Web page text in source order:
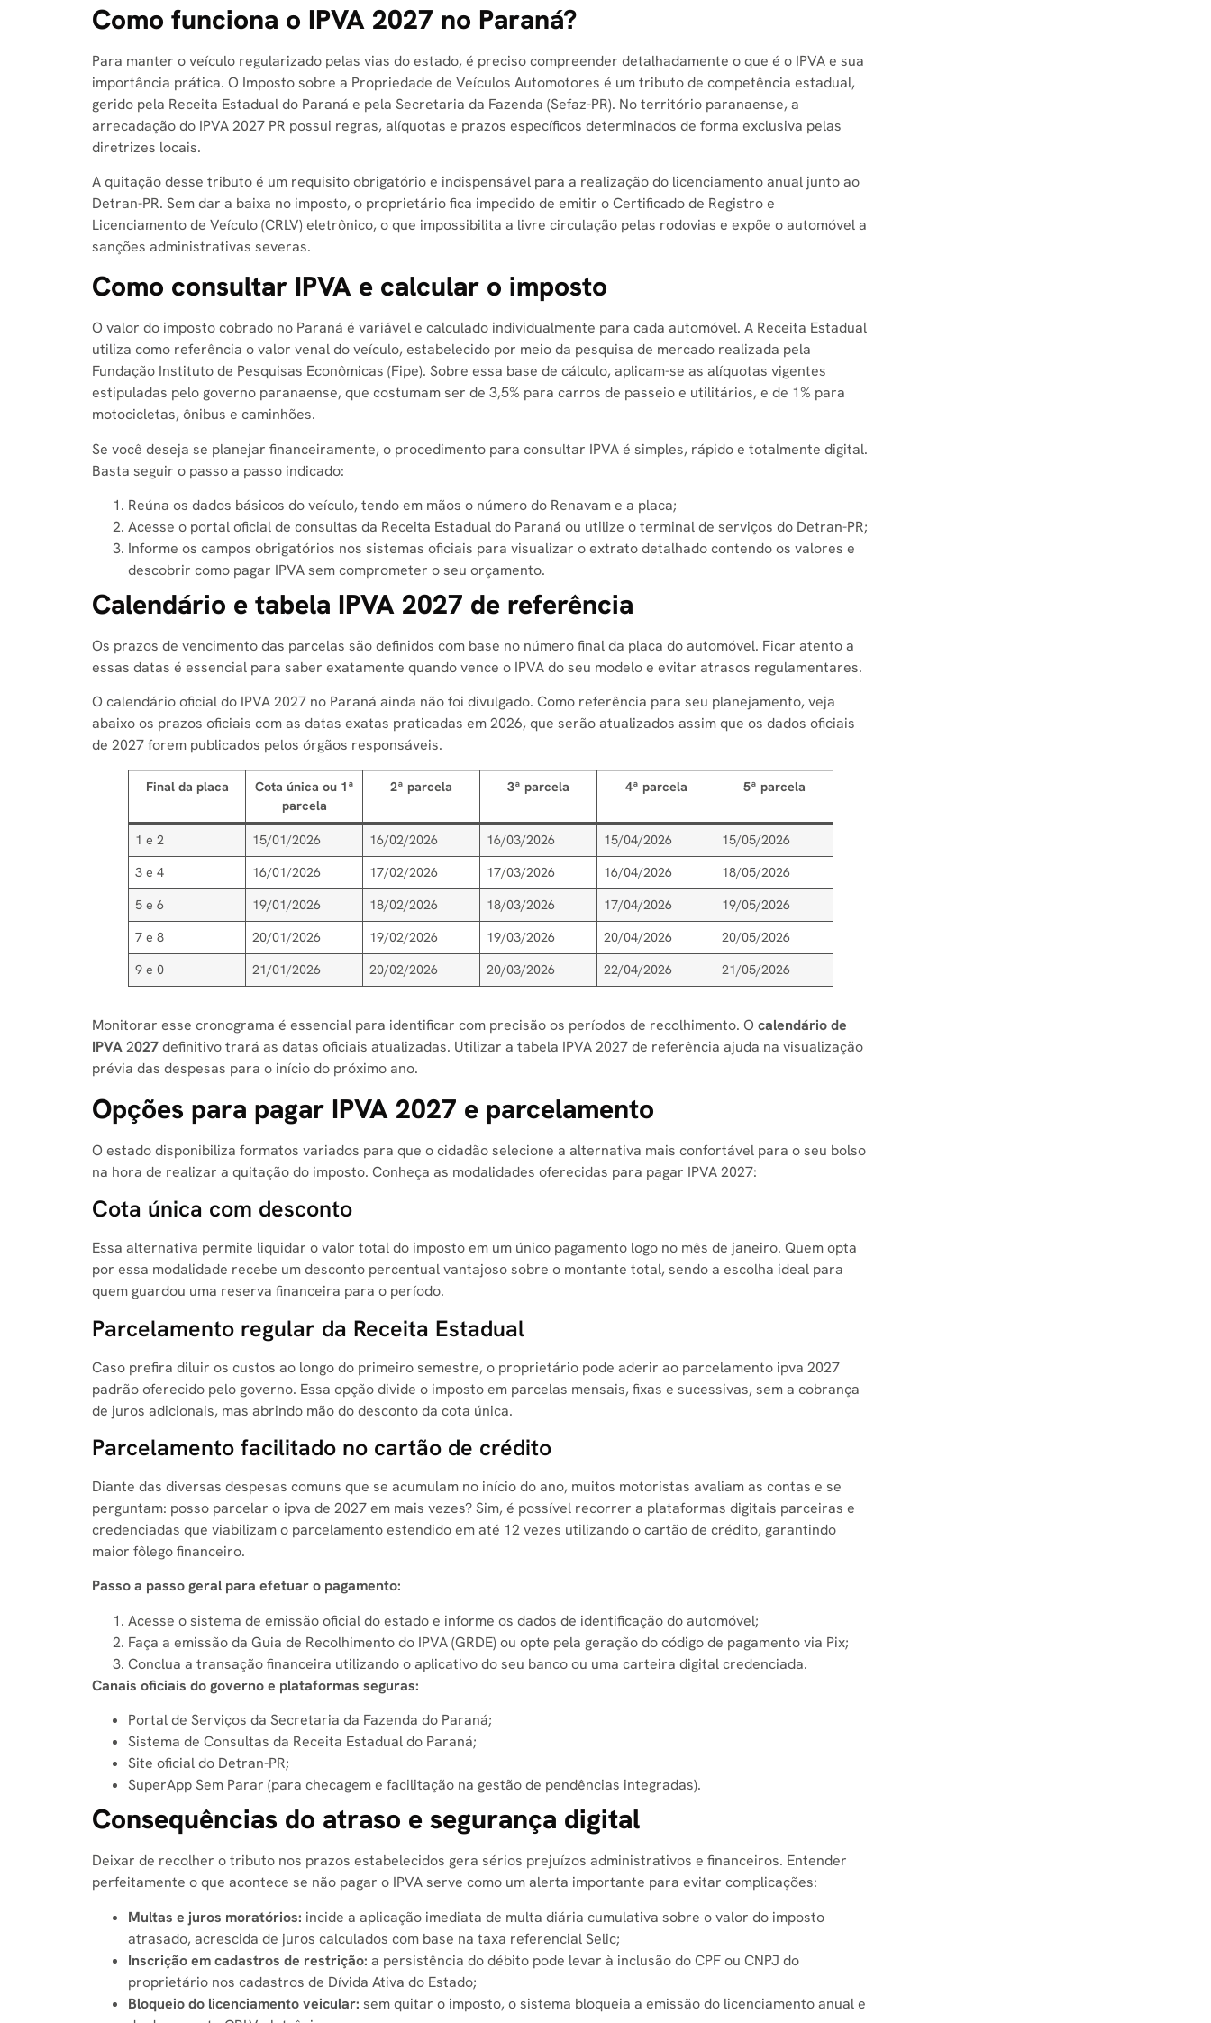
Como funciona o IPVA 2027 no Paraná?
Para manter o veículo regularizado pelas vias do estado, é preciso compreender detalhadamente o que é o IPVA e sua
importância prática. O Imposto sobre a Propriedade de Veículos Automotores é um tributo de competência estadual,
gerido pela Receita Estadual do Paraná e pela Secretaria da Fazenda (Sefaz-PR). No território paranaense, a
arrecadação do IPVA 2027 PR possui regras, alíquotas e prazos específicos determinados de forma exclusiva pelas
diretrizes locais.
A quitação desse tributo é um requisito obrigatório e indispensável para a realização do licenciamento anual junto ao
Detran-PR. Sem dar a baixa no imposto, o proprietário fica impedido de emitir o Certificado de Registro e
Licenciamento de Veículo (CRLV) eletrônico, o que impossibilita a livre circulação pelas rodovias e expõe o automóvel a
sanções administrativas severas.
Como consultar IPVA e calcular o imposto
O valor do imposto cobrado no Paraná é variável e calculado individualmente para cada automóvel. A Receita Estadual
utiliza como referência o valor venal do veículo, estabelecido por meio da pesquisa de mercado realizada pela
Fundação Instituto de Pesquisas Econômicas (Fipe). Sobre essa base de cálculo, aplicam-se as alíquotas vigentes
estipuladas pelo governo paranaense, que costumam ser de 3,5% para carros de passeio e utilitários, e de 1% para
motocicletas, ônibus e caminhões.
Se você deseja se planejar financeiramente, o procedimento para consultar IPVA é simples, rápido e totalmente digital.
Basta seguir o passo a passo indicado:
Reúna os dados básicos do veículo, tendo em mãos o número do Renavam e a placa;
Acesse o portal oficial de consultas da Receita Estadual do Paraná ou utilize o terminal de serviços do Detran-PR;
Informe os campos obrigatórios nos sistemas oficiais para visualizar o extrato detalhado contendo os valores e
descobrir como pagar IPVA sem comprometer o seu orçamento.
Calendário e tabela IPVA 2027 de referência
Os prazos de vencimento das parcelas são definidos com base no número final da placa do automóvel. Ficar atento a
essas datas é essencial para saber exatamente quando vence o IPVA do seu modelo e evitar atrasos regulamentares.
O calendário oficial do IPVA 2027 no Paraná ainda não foi divulgado. Como referência para seu planejamento, veja
abaixo os prazos oficiais com as datas exatas praticadas em 2026, que serão atualizados assim que os dados oficiais
de 2027 forem publicados pelos órgãos responsáveis.
Final da placa
Cota única ou 1ª
parcela
2ª parcela 3ª parcela 4ª parcela 5ª parcela
1 e 2 15/01/2026 16/02/2026 16/03/2026 15/04/2026
15/05/2026
3 e 4
16/01/2026 17/02/2026 17/03/2026 16/04/2026
18/05/2026
5 e 6
19/01/2026 18/02/2026 18/03/2026 17/04/2026
19/05/2026
7 e 8
20/01/2026 19/02/2026 19/03/2026 20/04/2026
20/05/2026
9 e 0
21/01/2026 20/02/2026 20/03/2026 22/04/2026 21/05/2026
Monitorar esse cronograma é essencial para identificar com precisão os períodos de recolhimento. O calendário de
IPVA2027definitivo trará as datas oficiais atualizadas. Utilizar a tabela IPVA 2027 de referência ajuda na visualização
prévia das despesas para o início do próximo ano.
Opções para pagar IPVA 2027 e parcelamento
O estado disponibiliza formatos variados para que o cidadão selecione a alternativa mais confortável para o seu bolso
na hora de realizar a quitação do imposto. Conheça as modalidades oferecidas para pagar IPVA 2027:
Cota única com desconto
Essa alternativa permite liquidar o valor total do imposto em um único pagamento logo no mês de janeiro. Quem opta
por essa modalidade recebe um desconto percentual vantajoso sobre o montante total, sendo a escolha ideal para
quem guardou uma reserva financeira para o período.
Parcelamento regular da Receita Estadual
Caso prefira diluir os custos ao longo do primeiro semestre, o proprietário pode aderir ao parcelamento ipva 2027
padrão oferecido pelo governo. Essa opção divide o imposto em parcelas mensais, fixas e sucessivas, sem a cobrança
de juros adicionais, mas abrindo mão do desconto da cota única.
Parcelamento facilitado no cartão de crédito
Diante das diversas despesas comuns que se acumulam no início do ano, muitos motoristas avaliam as contas e se
perguntam: posso parcelar o ipva de 2027 em mais vezes? Sim, é possível recorrer a plataformas digitais parceiras e
credenciadas que viabilizam o parcelamento estendido em até 12 vezes utilizando o cartão de crédito, garantindo
maior fôlego financeiro.
Passo a passo geral para efetuar o pagamento:
Acesse o sistema de emissão oficial do estado e informe os dados de identificação do automóvel;
Faça a emissão da Guia de Recolhimento do IPVA (GRDE) ou opte pela geração do código de pagamento via Pix;
Conclua a transação financeira utilizando o aplicativo do seu banco ou uma carteira digital credenciada.
Canais oficiais do governo e plataformas seguras:
Portal de Serviços da Secretaria da Fazenda do Paraná;
Sistema de Consultas da Receita Estadual do Paraná;
Site oficial do Detran-PR;
SuperApp Sem Parar (para checagem e facilitação na gestão de pendências integradas).
Consequências do atraso e segurança digital
Deixar de recolher o tributo nos prazos estabelecidos gera sérios prejuízos administrativos e financeiros. Entender
perfeitamente o que acontece se não pagar o IPVA serve como um alerta importante para evitar complicações:
Multas e juros moratórios: incide a aplicação imediata de multa diária cumulativa sobre o valor do imposto
atrasado, acrescida de juros calculados com base na taxa referencial Selic;
Inscrição em cadastros de restrição: a persistência do débito pode levar à inclusão do CPF ou CNPJ do
proprietário nos cadastros de Dívida Ativa do Estado;
Bloqueio do licenciamento veicular: sem quitar o imposto, o sistema bloqueia a emissão do licenciamento anual e